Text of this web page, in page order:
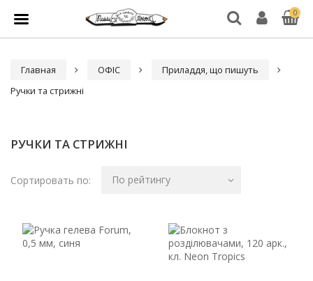
0
Главная ОФІС
Приладдя, що пишуть
Ручки та стрижні
РУЧКИ ТА СТРИЖНІ
Сортировать по: По рейтингу